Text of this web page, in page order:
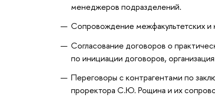
менеджеров подразделений.
Сопровождение межфакультетских и
Согласование договоров о
по инициации договоров,
Переговоры с контрагентами по
проректора С.Ю. Рощина и их